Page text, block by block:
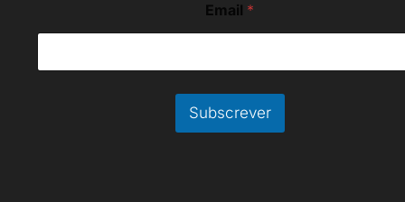
E
m
E
m
a
Email *
Subscrever